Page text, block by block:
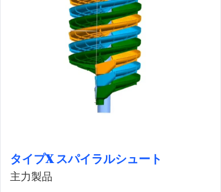
タイプX スパイラルシュート
主力製品